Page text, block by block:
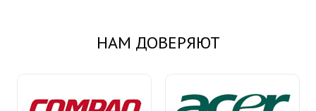
НАМ ДОВЕРЯЮТ